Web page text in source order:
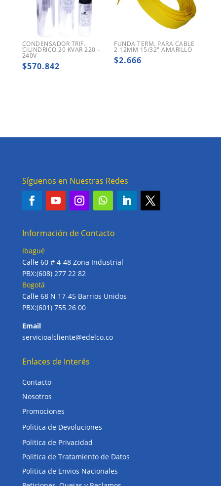
CONDENSADOR TRIF.
CILINDRICO 20 KVAR 220 –
240V
$570.842
FUNDA TERM. PARA CABLE
2 12MM 15/32″ AMARILLO
$2.666
Síguenos en Nuestras Redes
Información de Contacto
Ibagué
Calle 60 # 4-48 Zona Industrial
PBX:(608) 277 22 82
Bogotá
Calle 68 N 17-45 Barrios Unidos
PBX:(601) 755 26 00
Email
servicioalcliente@edelco.co
Enlaces de Interés
Contacto
Nosotros
Promociones
Politica de Devoluciones
Politica de Privacidad
Politica de Tratamiento de Datos
Politica de Envios Nacionales